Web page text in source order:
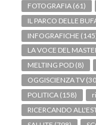
FOTOGRAFIA (61)
IL PARCO DELLE
INFOGRAFICHE
LA VOCE DEL
MELTING POD (8)
OGGISCIENZA TV
POLITICA (158)
RICERCANDO